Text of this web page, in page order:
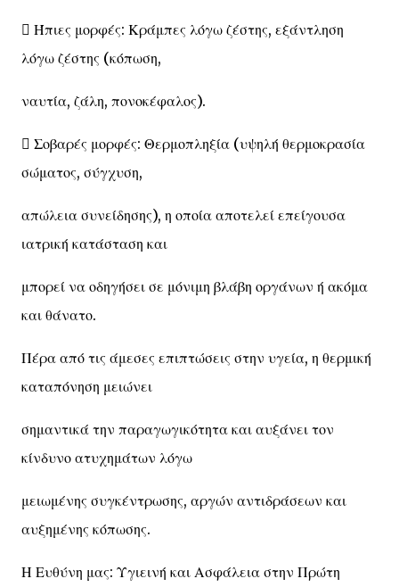
 Ήπιες μορφές: Κράμπες λόγω ζέστης, εξάντληση
λόγω ζέστης (κόπωση,
ναυτία, ζάλη, πονοκέφαλος).
 Σοβαρές μορφές: Θερμοπληξία (υψηλή θερμοκρασία
σώματος, σύγχυση,
απώλεια συνείδησης), η οποία αποτελεί επείγουσα
ιατρική κατάσταση και
μπορεί να οδηγήσει σε μόνιμη βλάβη οργάνων ή ακόμα
και θάνατο.
Πέρα από τις άμεσες επιπτώσεις στην υγεία, η θερμική
καταπόνηση μειώνει
σημαντικά την παραγωγικότητα και αυξάνει τον
κίνδυνο ατυχημάτων λόγω
μειωμένης συγκέντρωσης, αργών αντιδράσεων και
αυξημένης κόπωσης.
Η Ευθύνη μας: Υγιεινή και Ασφάλεια στην Πρώτη